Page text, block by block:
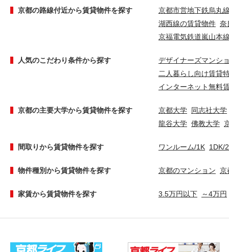
京都の路線付近から賃貸物件を探す
京都市営地下鉄烏丸
湖西線の賃貸物件 奈
京福電気鉄道嵐山本
人気のこだわり条件から探す
デザイナーズマンシ
二人暮らし向け賃貸
インターネット無料
京都の主要大学から賃貸物件を探す 京都大学 同志社大学
龍谷大学 佛教大学
間取りから賃貸物件を探す ワンルーム/1K 1DK/
物件種別から賃貸物件を探す 京都のマンション 京
家賃から賃貸物件を探す 3.5万円以下 ～4万円